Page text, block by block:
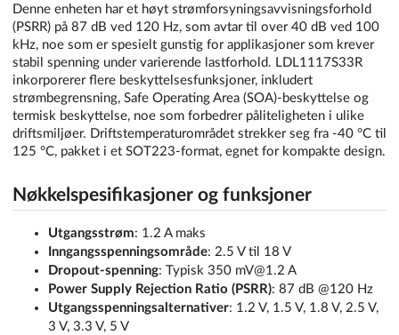
Denne enheten har et høyt strømforsyningsavvisningsforhold
(PSRR) på 87 dB ved 120 Hz, som avtar til over 40 dB ved 100
kHz, noe som er spesielt gunstig for applikasjoner som krever
stabil spenning under varierende lastforhold. LDL1117S33R
inkorporerer flere beskyttelsesfunksjoner, inkludert
strømbegrensning, Safe Operating Area (SOA)-beskyttelse og
termisk beskyttelse, noe som forbedrer påliteligheten i ulike
driftsmiljøer. Driftstemperaturområdet strekker seg fra -40 °C til
125 °C, pakket i et SOT223-format, egnet for kompakte design.
Nøkkelspesifikasjoner og funksjoner
Utgangsstrøm: 1.2 A maks
Inngangsspenningsområde: 2.5 V til 18 V
Dropout-spenning: Typisk 350 mV@1.2 A
Power Supply Rejection Ratio (PSRR): 87 dB @120 Hz
Utgangsspenningsalternativer: 1.2 V, 1.5 V, 1.8 V, 2.5 V,
3 V, 3.3 V, 5 V